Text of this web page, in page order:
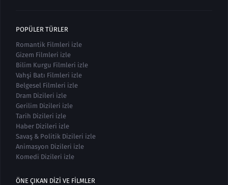
POPÜLER TÜRLER
Romantik Filmleri izle
Gizem Filmleri izle
Bilim Kurgu Filmleri izle
Vahşi Batı Filmleri izle
Belgesel Filmleri izle
Dram Dizileri izle
Gerilim Dizileri izle
Tarih Dizileri izle
Haber Dizileri izle
Savaş & Politik Dizileri izle
Animasyon Dizileri izle
Komedi Dizileri izle
ÖNE ÇIKAN DIZI VE FILMLER